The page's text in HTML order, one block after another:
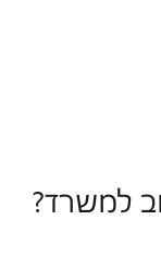
למשרד?